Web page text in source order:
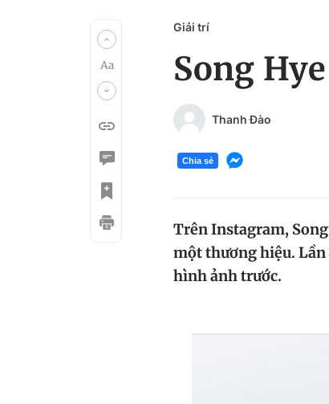
Giải trí
Song
Thanh Đào
Chia sẻ
Trên Instagram,
một thương hiệu.
hình ảnh trước.